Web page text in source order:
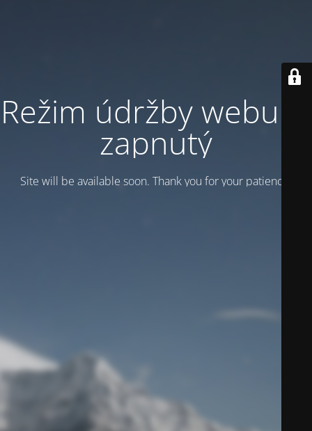
Režim údržby webu je
zapnutý
Site will be available soon. Thank you for your patience!